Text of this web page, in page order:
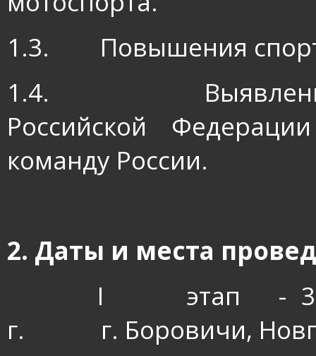
1.3.
Повышения
1.4.
Российской
команду России.
2. Даты и места
I
этап -
г.
г. Боровичи,